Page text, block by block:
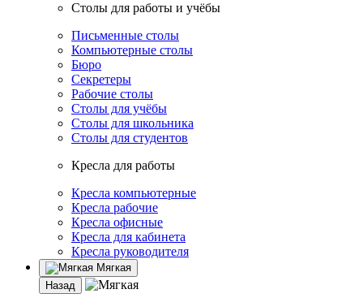
Столы для работы и учёбы
Письменные столы
Компьютерные столы
Бюро
Секретеры
Рабочие столы
Столы для учёбы
Столы для школьника
Столы для студентов
Кресла для работы
Кресла компьютерные
Кресла рабочие
Кресла офисные
Кресла для кабинета
Кресла руководителя
Мягкая
Назад